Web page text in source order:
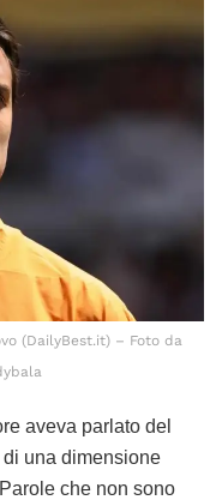
(DailyBest.it) – Foto da
aveva parlato del
di una dimensione
che non sono